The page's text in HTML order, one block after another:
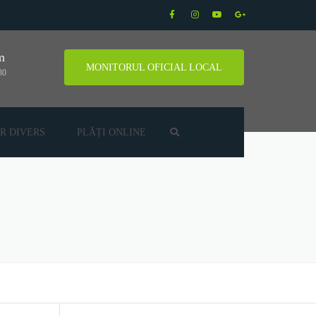
MONITORUL OFICIAL LOCAL
DIVERS PLĂȚI ONLINE